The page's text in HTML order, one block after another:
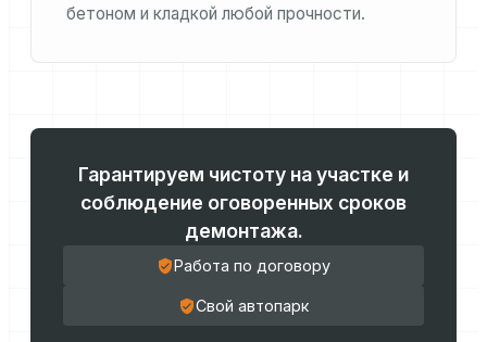
бетоном и кладкой любой прочности.
Гарантируем чистоту на участке и
соблюдение оговоренных сроков
демонтажа.
Работа по договору
Свой автопарк